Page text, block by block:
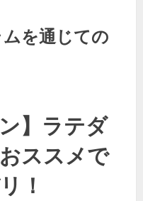
を通じての
】​ラテダ
ススメで
！